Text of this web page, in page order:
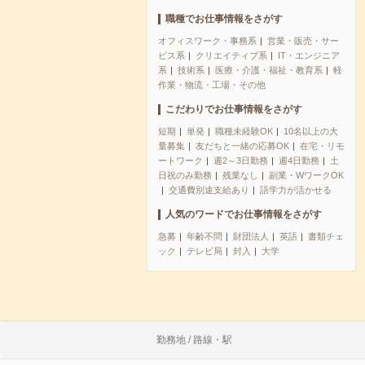
職種でお仕事情報をさがす
オフィスワーク・事務系
営業・販売・サー
ビス系
クリエイティブ系
IT・エンジニア
系
技術系 医療・介護・福祉・教育系
軽
作業・物流・工場・その他
こだわりでお仕事情報をさがす
短期 単発 職種未経験OK
10名以上の大
量募集
友だちと一緒の応募OK
在宅・リモ
ートワーク
週2～3日勤務 週4日勤務
土
日祝のみ勤務
残業なし
副業・WワークOK
交通費別途支給あり
語学力が活かせる
人気のワードでお仕事情報をさがす
急募 年齢不問 財団法人 英語
書類チェ
ック
テレビ局 封入 大学
勤務地 / 路線・駅